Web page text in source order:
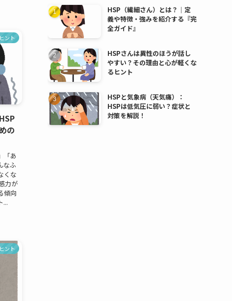
ント
の
「あ
なふ
くな
力が
傾向
...
ント
HSP（繊細さん）とは？｜定
義や特徴・強みを紹介する『完
全ガイド』
HSPさんは異性のほうが話し
やすい？その理由と心が軽くな
るヒント
HSPと気象病（天気痛）：
HSPは低気圧に弱い？症状と
対策を解説！